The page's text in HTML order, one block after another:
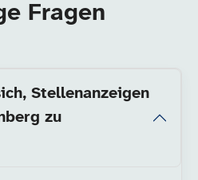
Fragen
Stellenanzeigen
zu